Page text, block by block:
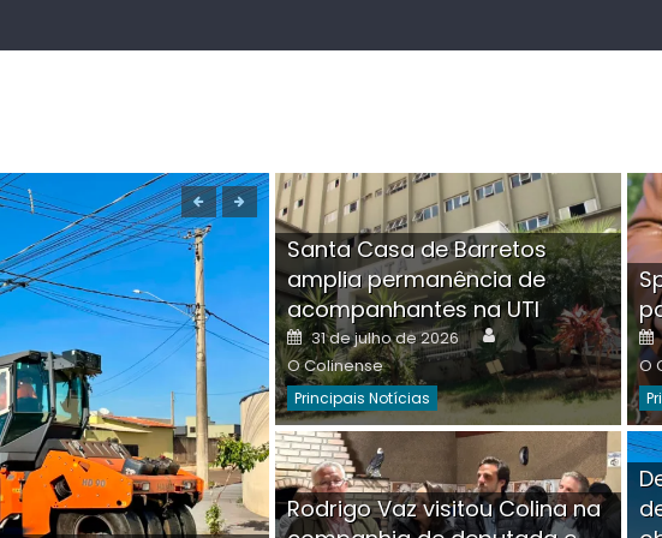
Boutique na Av. Ângelo
invadida por criminoso
Santa Casa de Barretos
amplia permanência de
acompanhantes na UTI
Posted
on
31 de julho de 2026 Author
O Colinense
Principais Notícias
O
Rodrigo Vaz visitou Colina na